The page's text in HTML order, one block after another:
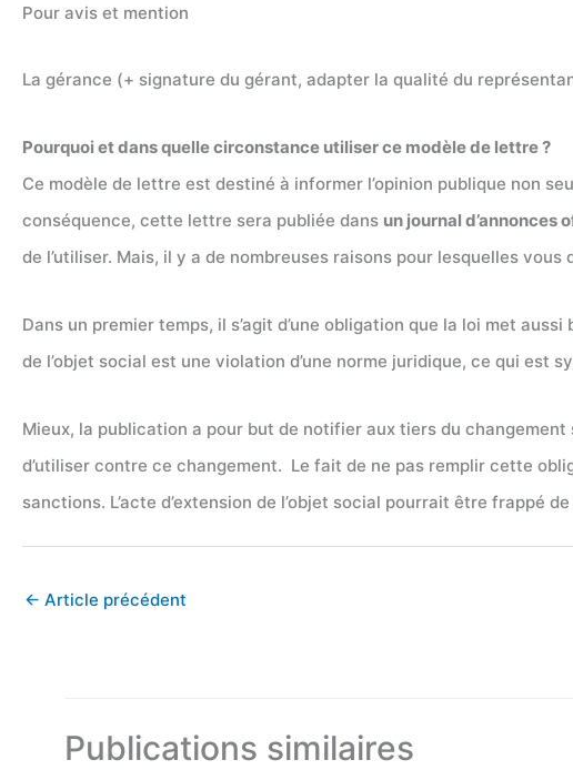
Pour avis et mention
La gérance (+ signature du gérant, adapter la qualité du
Pourquoi et dans quelle circonstance utiliser ce modèle de lettre ?
Ce modèle de lettre est destiné à informer l’opinion publique non
conséquence, cette lettre sera publiée dans un journal d’annonces
de l’utiliser. Mais, il y a de nombreuses raisons pour lesquelles vous
Dans un premier temps, il s’agit d’une obligation que la loi met
de l’objet social est une violation d’une norme juridique, ce qui est
Mieux, la publication a pour but de notifier aux tiers du
d’utiliser contre ce changement. Le fait de ne pas remplir cette
sanctions. L’acte d’extension de l’objet social pourrait être frappé
← Article précédent
Publications similaires